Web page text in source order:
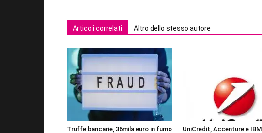
Articoli correlati Altro dello stesso autore
Truffe bancarie, 36mila euro in fumo
UniCredit, Accenture e IBM